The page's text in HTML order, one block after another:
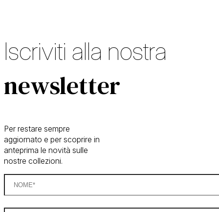
Iscriviti alla nostra
newsletter
Per restare sempre
aggiornato e per scoprire in
anteprima le novità sulle
nostre collezioni.